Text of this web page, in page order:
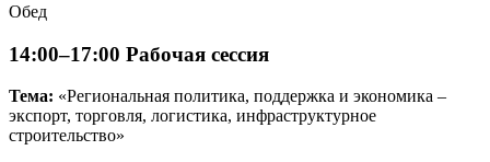
Обед
14:00–17:00 Рабочая сессия
Тема: «Региональная политика, поддержка и экономика –
экспорт, торговля, логистика, инфраструктурное
строительство»